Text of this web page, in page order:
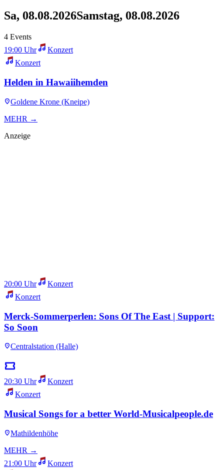
Sa, 08.08.2026Samstag, 08.08.2026
4 Events
19:00 Uhr
Konzert
Konzert
Helden in Hawaiihemden
Goldene Krone (Kneipe)
MEHR →
Anzeige
20:00 Uhr
Konzert
Konzert
Merck-Sommerperlen: Sons Of The East | Support:
So Soon
Centralstation (Halle)
20:30 Uhr
Konzert
Konzert
Musical Songs for a better World-Musicalpeople.de
Mathildenhöhe
MEHR →
21:00 Uhr
Konzert